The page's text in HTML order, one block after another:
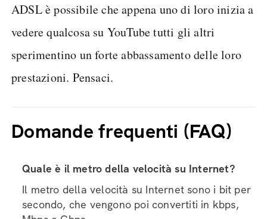
ADSL è possibile che appena uno di loro inizia a
vedere qualcosa su YouTube tutti gli altri
sperimentino un forte abbassamento delle loro
prestazioni. Pensaci.
Domande frequenti (FAQ)
Quale è il metro della velocità su Internet?
Il metro della velocità su Internet sono i bit per
secondo, che vengono poi convertiti in kbps,